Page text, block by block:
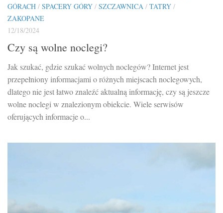
GÓRACH / SPACERY GÓRY / SZCZAWNICA / TATRY /
ZAKOPANE
12/18/2024
Czy są wolne noclegi?
Jak szukać, gdzie szukać wolnych noclegów? Internet jest
przepełniony informacjami o różnych miejscach noclegowych,
dlatego nie jest łatwo znaleźć aktualną informację, czy są jeszcze
wolne noclegi w znalezionym obiekcie. Wiele serwisów
oferujących informacje o...